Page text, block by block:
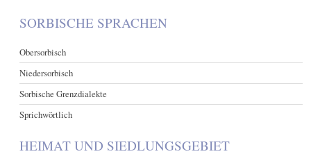
SORBISCHE SPRACHEN
Obersorbisch
Niedersorbisch
Sorbische Grenzdialekte
Sprichwörtlich
HEIMAT UND SIEDLUNGSGEBIET